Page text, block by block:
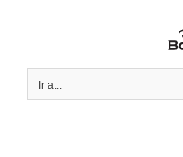
Ir a...